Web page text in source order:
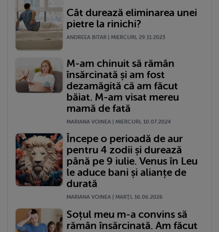
Cât durează eliminarea unei
pietre la rinichi?
ANDREEA BITAR | MIERCURI, 29.11.2023
M-am chinuit să rămân
însărcinată și am fost
dezamăgită că am făcut
băiat. M-am visat mereu
mamă de fată
MARIANA VOINEA | MIERCURI, 10.07.2024
Începe o perioadă de aur
pentru 4 zodii și durează
până pe 9 iulie. Venus în Leu
le aduce bani și alianțe de
durată
MARIANA VOINEA | MARŢI, 16.06.2026
Soțul meu m-a convins să
rămân însărcinată. Am făcut